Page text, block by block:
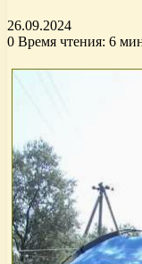
26.09.2024
0 Время чтения: 6